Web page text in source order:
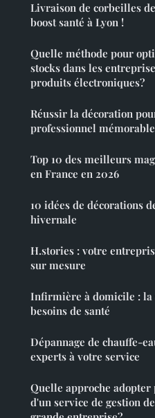
Livraison de corbeilles
boost santé à Lyon !
Quelle méthode pour
stocks dans les
produits électroniques?
Réussir la décoration
professionnel mémorable
Top 10 des meilleurs
en France en 2026
10 idées de décorations
hivernale
H.stories : votre
sur mesure
Infirmière à domicile : la
besoins de santé
Dépannage de chauffe-
experts à votre service
Quelle approche adopter
d'un service de gestion